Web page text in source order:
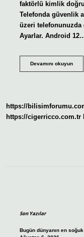
faktörlü kimlik
Telefonda güvenlik
üzeri telefonunuzda
Ayarlar. Android
Devamını okuyun
https://
https://cigerricco.com.tr
Son Yazılar
Bugün dünyanın en